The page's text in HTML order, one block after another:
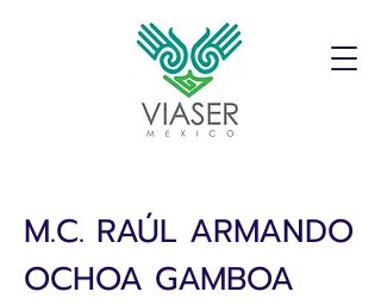
M.C. RAÚL ARMANDO
OCHOA GAMBOA